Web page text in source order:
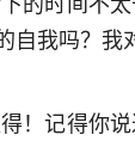
我吗？我
！记得你